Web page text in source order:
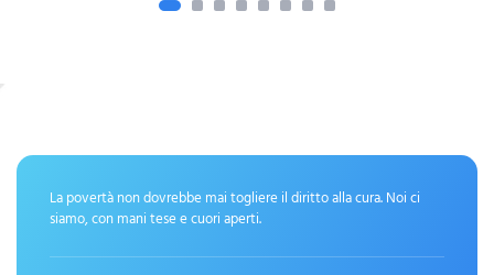
La povertà non dovrebbe mai togliere il diritto alla cura. Noi ci
siamo, con mani tese e cuori aperti.